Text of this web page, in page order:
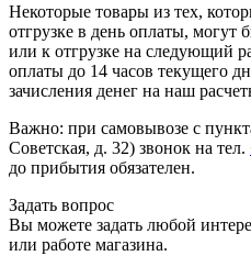
Некоторые товары из тех,
отгрузке в день оплаты,
или к отгрузке на следующий
оплаты до 14 часов текущего
зачисления денег на наш
Важно: при самовывозе с
Советская, д. 32) звонок на тел.
до прибытия обязателен.
Задать вопрос
Вы можете задать любой
или работе магазина.